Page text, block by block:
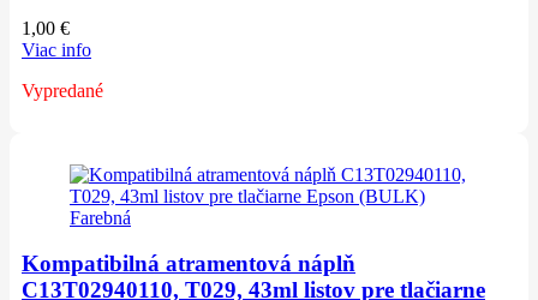
1,00 €
Viac info
Vypredané
Kompatibilná atramentová náplň
C13T02940110, T029, 43ml listov pre tlačiarne